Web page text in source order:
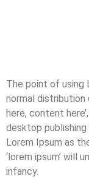
The point of using
normal
here, content
desktop
Lorem Ipsum as
‘lorem ipsum’ will
infancy.